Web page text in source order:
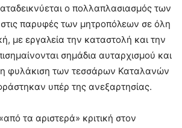
ο πολλαπλασιασμός των
παρυφές των μητροπόλεων σε όλη
με εργαλεία την καταστολή και την
σημάδια αυταρχισμού και
φυλάκιση των τεσσάρων Καταλανών
υπέρ της ανεξαρτησίας.
τα αριστερά» κριτική στον